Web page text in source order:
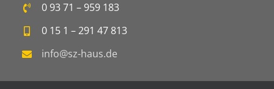
0 93 71 – 959 183
0 15 1 – 291 47 813
info@sz-haus.de